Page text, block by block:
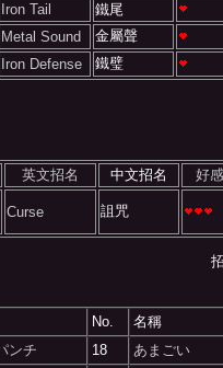
Iron Tail
鐵尾
Metal Sound
金屬聲
Iron Defense 鐵璧
英文招名 中文招名 好
Curse 詛咒
No.
名稱
ンチ 18
あまごい